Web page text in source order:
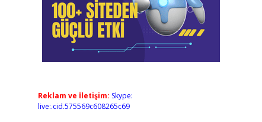
Reklam ve İletişim: Skype:
live:.cid.575569c608265c69